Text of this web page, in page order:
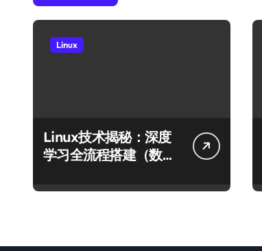
Linux
Linux技术揭秘：深度
学习全流程搭建（数据